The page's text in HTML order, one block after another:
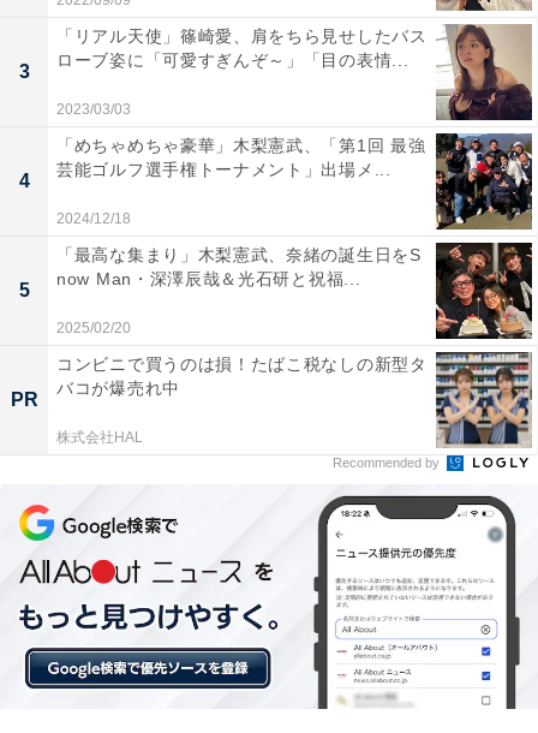
3
「リアル天使」篠崎愛、肩をちら見せしたバス
ローブ姿に「可愛すぎんぞ～」「目の表情...
2023/03/03
4
「めちゃめちゃ豪華」木梨憲武、「第1回 最強
芸能ゴルフ選手権トーナメント」出場メ...
2024/12/18
5
「最高な集まり」木梨憲武、奈緒の誕生日をS
now Man・深澤辰哉＆光石研と祝福...
2025/02/20
PR
コンビニで買うのは損！たばこ税なしの新型タ
バコが爆売れ中
株式会社HAL
Recommended by